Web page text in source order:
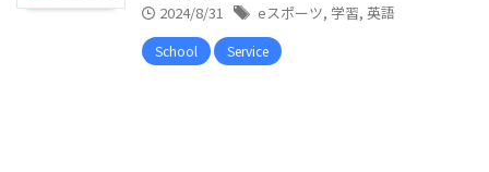
2024/8/31 eスポーツ, 学習, 英語
School Service